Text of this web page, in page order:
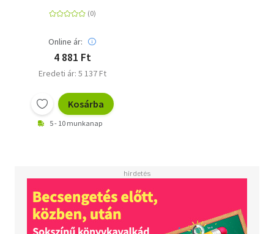
Online ár:
4 881 Ft
Eredeti ár: 5 137 Ft
Kosárba
5 - 10 munkanap